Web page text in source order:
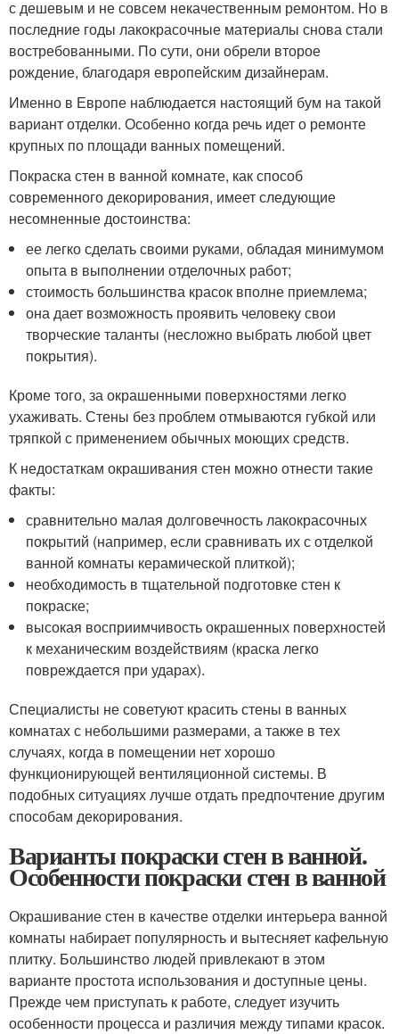
с дешевым и не совсем некачественным ремонтом. Но в
последние годы лакокрасочные материалы снова стали
востребованными. По сути, они обрели второе
рождение, благодаря европейским дизайнерам.
Именно в Европе наблюдается настоящий бум на такой
вариант отделки. Особенно когда речь идет о ремонте
крупных по площади ванных помещений.
Покраска стен в ванной комнате, как способ
современного декорирования, имеет следующие
несомненные достоинства:
ее легко сделать своими руками, обладая минимумом
опыта в выполнении отделочных работ;
стоимость большинства красок вполне приемлема;
она дает возможность проявить человеку свои
творческие таланты (несложно выбрать любой цвет
покрытия).
Кроме того, за окрашенными поверхностями легко
ухаживать. Стены без проблем отмываются губкой или
тряпкой с применением обычных моющих средств.
К недостаткам окрашивания стен можно отнести такие
факты:
сравнительно малая долговечность лакокрасочных
покрытий (например, если сравнивать их с отделкой
ванной комнаты керамической плиткой);
необходимость в тщательной подготовке стен к
покраске;
высокая восприимчивость окрашенных поверхностей
к механическим воздействиям (краска легко
повреждается при ударах).
Специалисты не советуют красить стены в ванных
комнатах с небольшими размерами, а также в тех
случаях, когда в помещении нет хорошо
функционирующей вентиляционной системы. В
подобных ситуациях лучше отдать предпочтение другим
способам декорирования.
Варианты покраски стен в ванной.
Особенности покраски стен в ванной
Окрашивание стен в качестве отделки интерьера ванной
комнаты набирает популярность и вытесняет кафельную
плитку. Большинство людей привлекают в этом
варианте простота использования и доступные цены.
Прежде чем приступать к работе, следует изучить
особенности процесса и различия между типами красок.